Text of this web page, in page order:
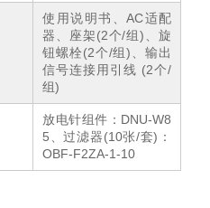
使用说明书、AC适配
器、座架(2个/组)、旋
钮螺栓(2个/组)、输出
信号连接用引线 (2个/
组)
放电针组件：DNU-W8
5、过滤器(10张/套)：
OBF-F2ZA-1-10